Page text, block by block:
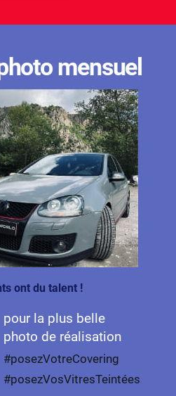
mensuel
ont du talent !
pour la plus belle
photo de réalisation
#posezVotreCovering
#posezVosVitresTeintées